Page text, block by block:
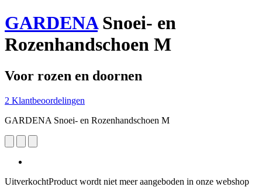
GARDENASnoei- en
Rozenhandschoen M
Voor rozen en doornen
2 Klantbeoordelingen
GARDENA Snoei- en Rozenhandschoen M
UitverkochtProduct wordt niet meer aangeboden in onze webshop